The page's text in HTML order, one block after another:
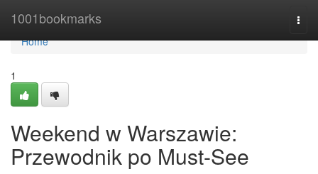
1001bookmarks
Home
Home
1
Weekend w Warszawie:
Przewodnik po Must-See